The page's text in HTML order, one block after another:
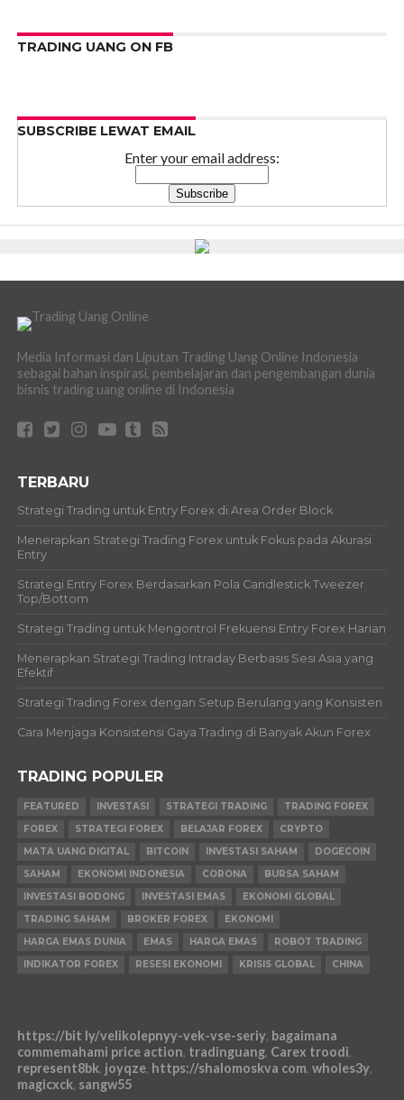
TRADING UANG ON FB
SUBSCRIBE LEWAT EMAIL
Enter your email address:
Media Informasi dan Liputan Trading Uang Online Indonesia
sebagai bahan inspirasi, pembelajaran dan pengembangan dunia
bisnis trading uang online di Indonesia
TERBARU
Strategi Trading untuk Entry Forex di Area Order Block
Menerapkan Strategi Trading Forex untuk Fokus pada Akurasi
Entry
Strategi Entry Forex Berdasarkan Pola Candlestick Tweezer
Top/Bottom
Strategi Trading untuk Mengontrol Frekuensi Entry Forex Harian
Menerapkan Strategi Trading Intraday Berbasis Sesi Asia yang
Efektif
Strategi Trading Forex dengan Setup Berulang yang Konsisten
Cara Menjaga Konsistensi Gaya Trading di Banyak Akun Forex
TRADING POPULER
FEATURED INVESTASI STRATEGI TRADING
TRADING FOREX
FOREX
STRATEGI FOREX BELAJAR FOREX
CRYPTO
MATA UANG DIGITAL
BITCOIN INVESTASI SAHAM
DOGECOIN
SAHAM
EKONOMI INDONESIA CORONA
BURSA SAHAM
INVESTASI BODONG
INVESTASI EMAS
EKONOMI GLOBAL
TRADING SAHAM
BROKER FOREX
EKONOMI
HARGA EMAS DUNIA
EMAS HARGA EMAS
ROBOT TRADING
INDIKATOR FOREX
RESESI EKONOMI KRISIS GLOBAL CHINA
https://bit ly/velikolepnyy-vek-vse-seriy, bagaimana
commemahami price action, tradinguang, Carex troodi,
represent8bk, joyqze, https://shalomoskva com, wholes3y,
magicxck, sangw55